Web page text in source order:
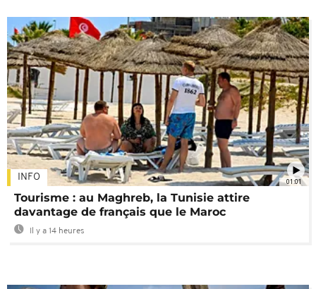
01:01
INFO
Tourisme : au Maghreb, la Tunisie attire
davantage de français que le Maroc
Il y a 14 heures